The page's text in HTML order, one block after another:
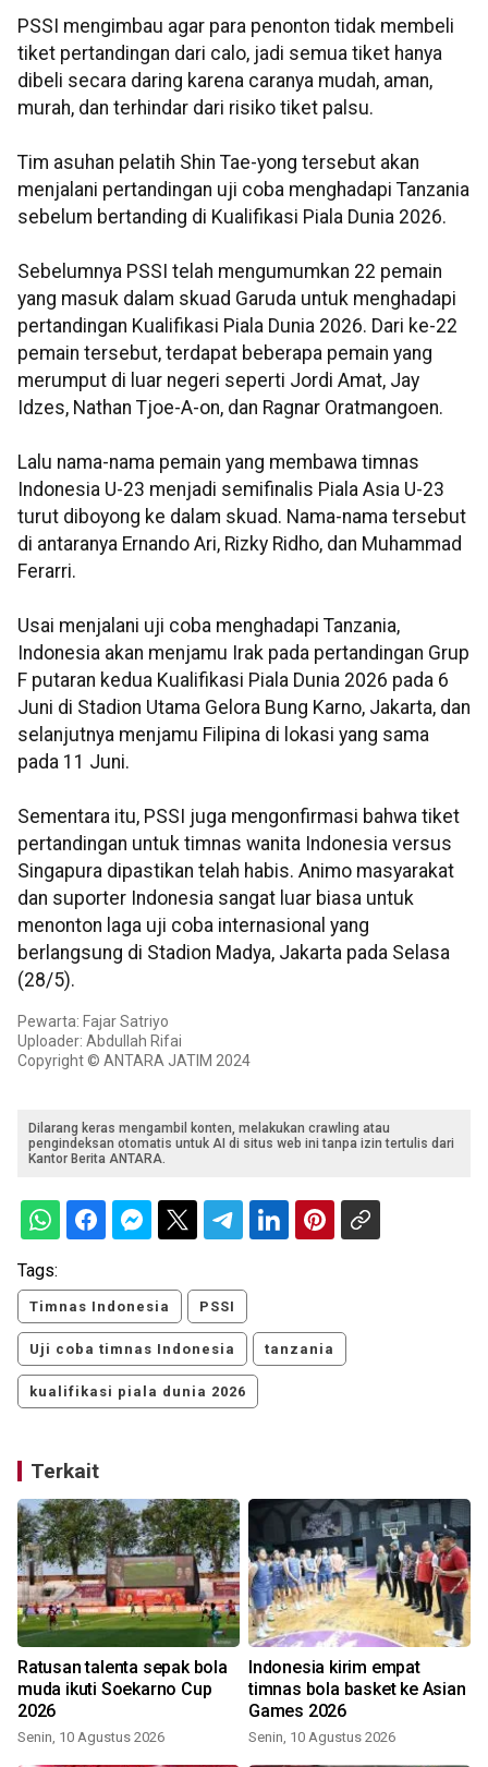
PSSI mengimbau agar para penonton tidak membeli
tiket pertandingan dari calo, jadi semua tiket hanya
dibeli secara daring karena caranya mudah, aman,
murah, dan terhindar dari risiko tiket palsu.
Tim asuhan pelatih Shin Tae-yong tersebut akan
menjalani pertandingan uji coba menghadapi Tanzania
sebelum bertanding di Kualifikasi Piala Dunia 2026.
Sebelumnya PSSI telah mengumumkan 22 pemain
yang masuk dalam skuad Garuda untuk menghadapi
pertandingan Kualifikasi Piala Dunia 2026. Dari ke-22
pemain tersebut, terdapat beberapa pemain yang
merumput di luar negeri seperti Jordi Amat, Jay
Idzes, Nathan Tjoe-A-on, dan Ragnar Oratmangoen.
Lalu nama-nama pemain yang membawa timnas
Indonesia U-23 menjadi semifinalis Piala Asia U-23
turut diboyong ke dalam skuad. Nama-nama tersebut
di antaranya Ernando Ari, Rizky Ridho, dan Muhammad
Ferarri.
Usai menjalani uji coba menghadapi Tanzania,
Indonesia akan menjamu Irak pada pertandingan Grup
F putaran kedua Kualifikasi Piala Dunia 2026 pada 6
Juni di Stadion Utama Gelora Bung Karno, Jakarta, dan
selanjutnya menjamu Filipina di lokasi yang sama
pada 11 Juni.
Sementara itu, PSSI juga mengonfirmasi bahwa tiket
pertandingan untuk timnas wanita Indonesia versus
Singapura dipastikan telah habis. Animo masyarakat
dan suporter Indonesia sangat luar biasa untuk
menonton laga uji coba internasional yang
berlangsung di Stadion Madya, Jakarta pada Selasa
(28/5).
Pewarta: Fajar Satriyo
Uploader: Abdullah Rifai
Copyright © ANTARA JATIM 2024
Dilarang keras mengambil konten, melakukan crawling atau
pengindeksan otomatis untuk AI di situs web ini tanpa izin tertulis dari
Kantor Berita ANTARA.
Tags:
Timnas Indonesia PSSI
Uji coba timnas Indonesia tanzania
kualifikasi piala dunia 2026
Terkait
Ratusan talenta sepak bola
muda ikuti Soekarno Cup
2026
Senin, 10 Agustus 2026
Indonesia kirim empat
timnas bola basket ke Asian
Games 2026
Senin, 10 Agustus 2026